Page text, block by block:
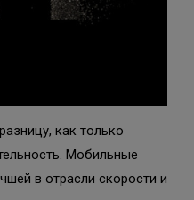
как только
Мобильные
в отрасли скорости и